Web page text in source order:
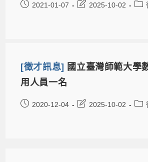
2021-01-07 2025-10-02
[徵才訊息] 國立臺灣師範大學
用人員一名
2020-12-04 2025-10-02